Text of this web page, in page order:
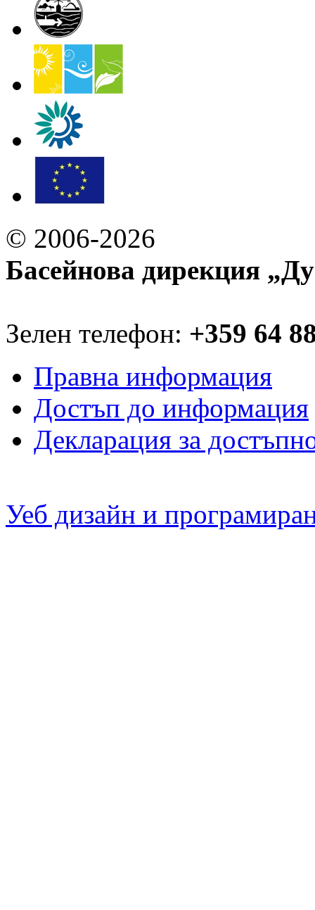
© 2006-2026
Басейнова дирекция
Зелен телефон: +359 64
Правна информация
Достъп до информация
Декларация за
Уеб дизайн и